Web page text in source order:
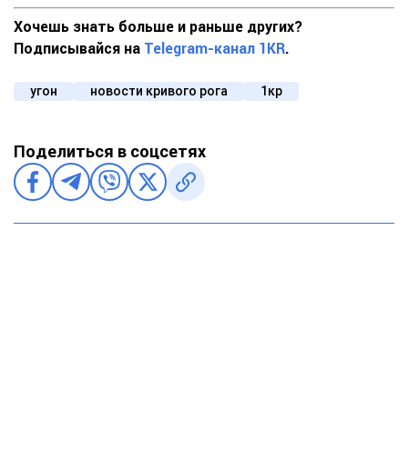
Хочешь знать больше и раньше других?
Подписывайся на Telegram-канал 1KR.
угон новости кривого рога 1кр
Поделиться в соцсетях